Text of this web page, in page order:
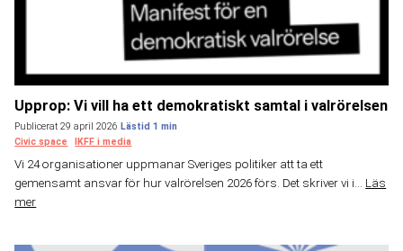
Upprop: Vi vill ha ett demokratiskt samtal i valrörelsen
Publicerat 29 april 2026
Civic space
IKFF i media
Vi 24 organisationer uppmanar Sveriges politiker att ta ett
gemensamt ansvar för hur valrörelsen 2026 förs. Det skriver vi i... Läs
mer